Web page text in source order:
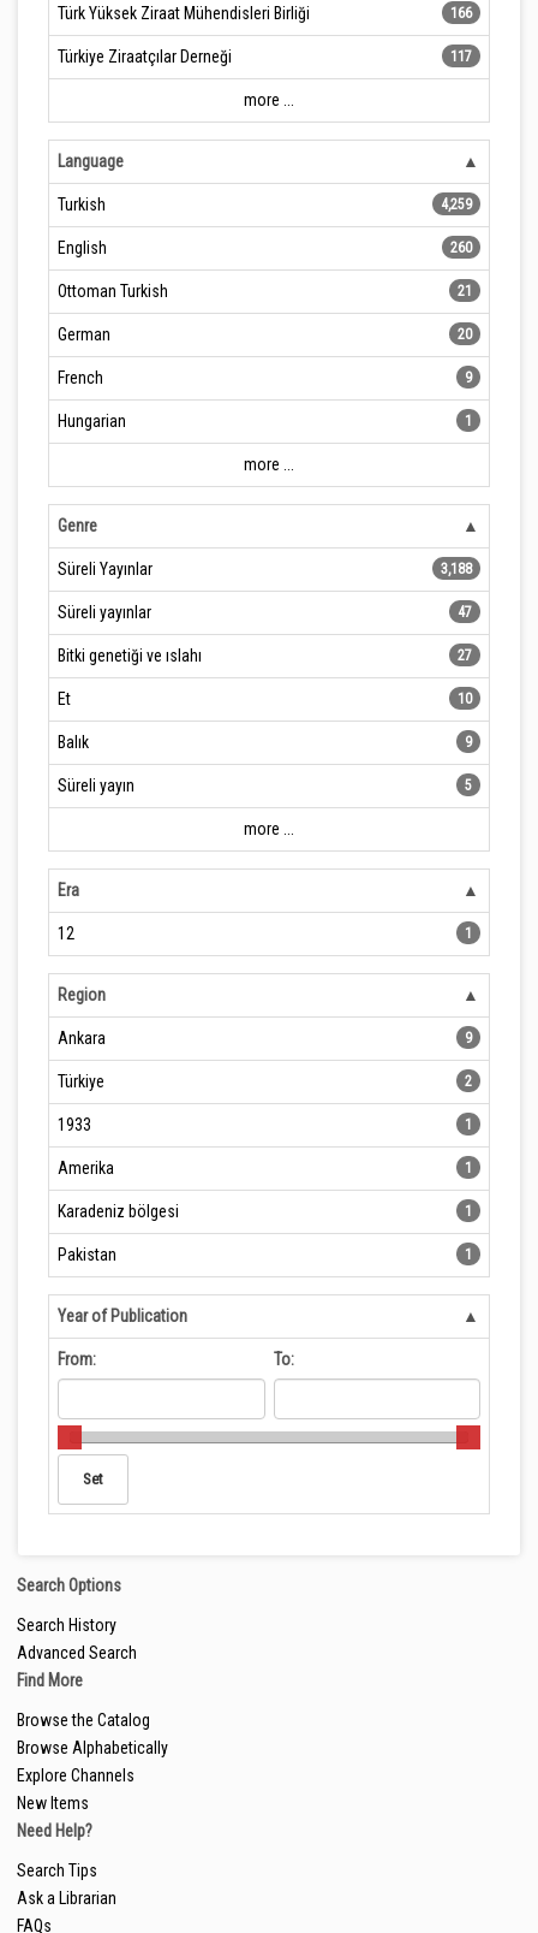
Türk Yüksek Ziraat Mühendisleri Birliği 166
Türkiye Ziraatçılar Derneği 117
more ...
Language
Turkish 4,259
English 260
Ottoman Turkish 21
German 20
French 9
Hungarian 1
more ...
Genre
Süreli Yayınlar 3,188
Süreli yayınlar 47
Bitki genetiği ve ıslahı 27
Et 10
Balık 9
Süreli yayın 5
more ...
Era
12 1
Region
Ankara 9
Türkiye 2
1933 1
Amerika 1
Karadeniz bölgesi 1
Pakistan 1
Year of Publication
From: To:
Search Options
Search History
Advanced Search
Find More
Browse the Catalog
Browse Alphabetically
Explore Channels
New Items
Need Help?
Search Tips
Ask a Librarian
FAQs